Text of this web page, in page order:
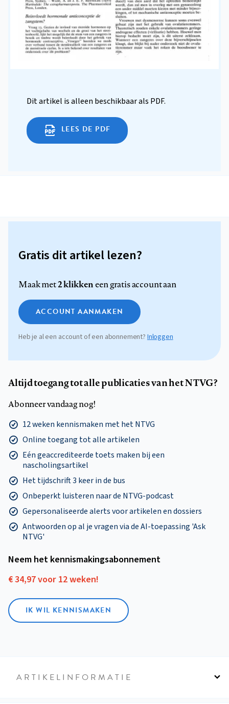
Dit artikel is alleen beschikbaar als PDF.
LEES DE PDF
Gratis dit artikel lezen?
Maak met2 klikkeneen gratis account aan
ACCOUNT AANMAKEN
Heb je al een account of een abonnement? Inloggen
Altijd toegang tot alle publicaties van het NTVG?
Abonneer vandaag nog!
12 weken kennismaken met het NTVG
Online toegang tot alle artikelen
Eén geaccrediteerde toets maken bij een
nascholingsartikel
Het tijdschrift 3 keer in de bus
Onbeperkt luisteren naar de NTVG-podcast
Gepersonaliseerde alerts voor artikelen en dossiers
Antwoorden op al je vragen via de AI-toepassing 'Ask
NTVG'
Neem het kennismakings­abonnement
€ 34,97 voor 12 weken!
IK WIL KENNISMAKEN
ARTIKELINFORMATIE